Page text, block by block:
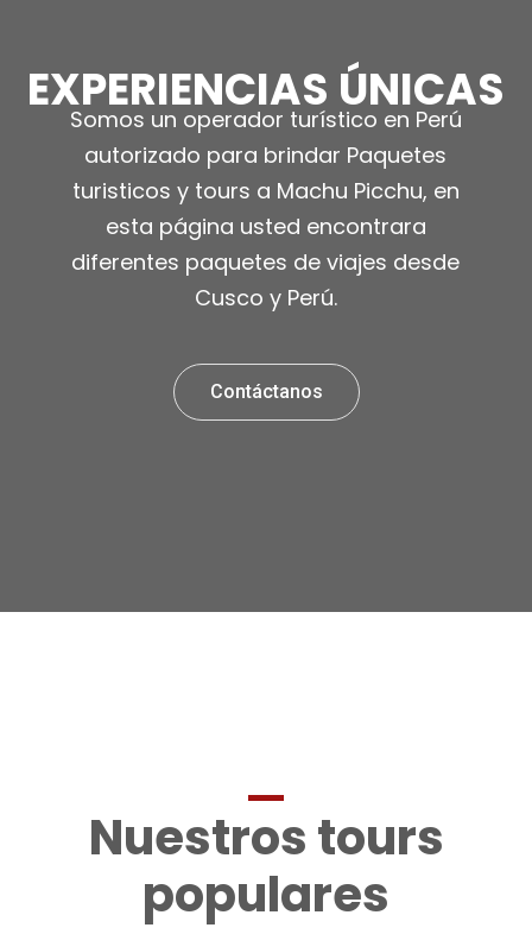
EXPERIENCIAS ÚNICAS
Somos un operador turístico en Perú
autorizado para brindar Paquetes
turisticos y tours a Machu Picchu, en
esta página usted encontrara
diferentes paquetes de viajes desde
Cusco y Perú.
Contáctanos
Nuestros tours
populares